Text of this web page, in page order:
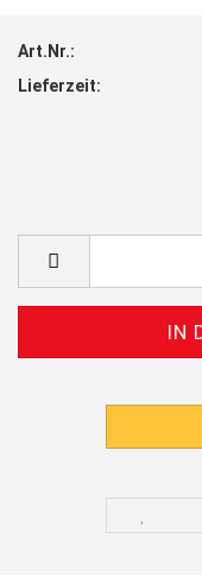
Art.Nr.:
Lieferzeit: